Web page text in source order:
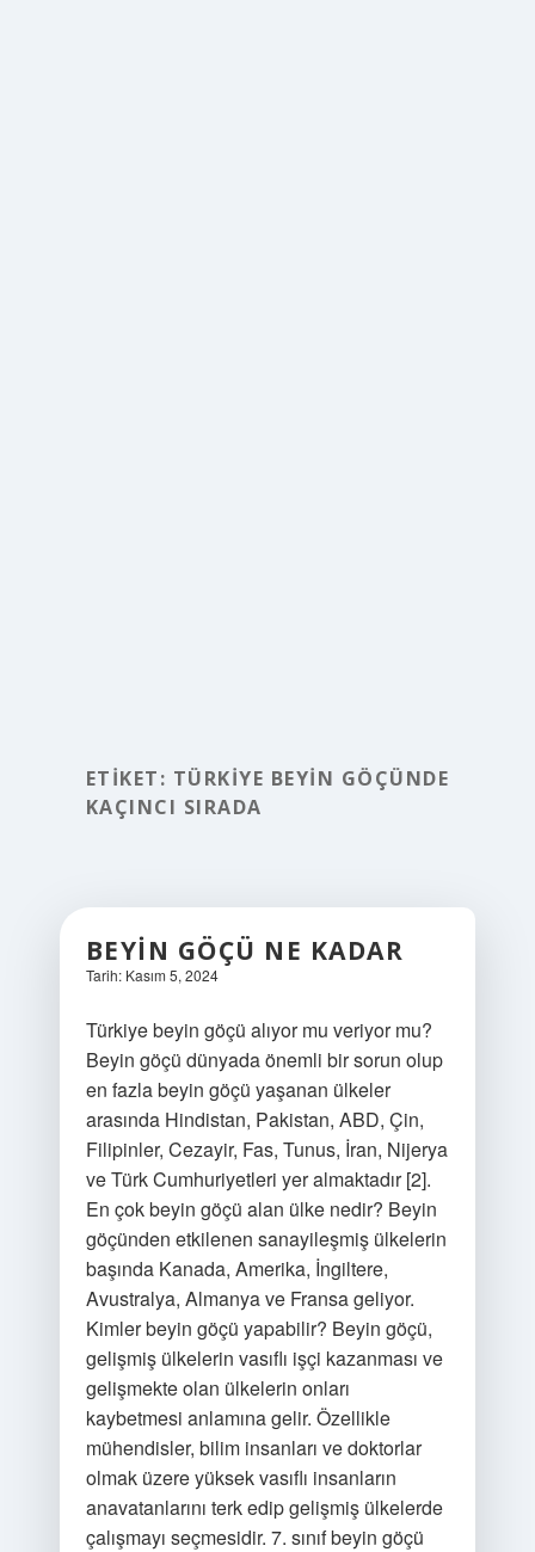
ETIKET: TÜRKIYE BEYIN GÖÇÜNDE
KAÇINCI SIRADA
BEYIN GÖÇÜ NE KADAR
Tarih: Kasım 5, 2024
Türkiye beyin göçü alıyor mu veriyor mu?
Beyin göçü dünyada önemli bir sorun olup
en fazla beyin göçü yaşanan ülkeler
arasında Hindistan, Pakistan, ABD, Çin,
Filipinler, Cezayir, Fas, Tunus, İran, Nijerya
ve Türk Cumhuriyetleri yer almaktadır [2].
En çok beyin göçü alan ülke nedir? Beyin
göçünden etkilenen sanayileşmiş ülkelerin
başında Kanada, Amerika, İngiltere,
Avustralya, Almanya ve Fransa geliyor.
Kimler beyin göçü yapabilir? Beyin göçü,
gelişmiş ülkelerin vasıflı işçi kazanması ve
gelişmekte olan ülkelerin onları
kaybetmesi anlamına gelir. Özellikle
mühendisler, bilim insanları ve doktorlar
olmak üzere yüksek vasıflı insanların
anavatanlarını terk edip gelişmiş ülkelerde
çalışmayı seçmesidir. 7. sınıf beyin göçü